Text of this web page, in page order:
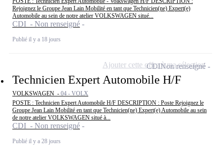
Rejoignez le Groupe Jean Lain Mobilité en tant que Technicien(ne) Expert(e)
Automobile au sein de notre atelier VOLKSWAGEN situé...
CDI - Non renseigné
Publié il y a 18 jours
Technicien Expert Automobile H/F
VOLKSWAGEN - 04 - VOLX
POSTE : Technicien Expert Automobile H/F DESCRIPTION : Poste Rejoignez le
Groupe Jean Lain Mobilité en tant que Technicien(ne) Expert(e) Automobile au sein
de notre atelier VOLKSWAGEN situé à...
CDI - Non renseigné
Publié il y a 28 jours
CDINon renseigné
Ajouter cette offre à ma sélection